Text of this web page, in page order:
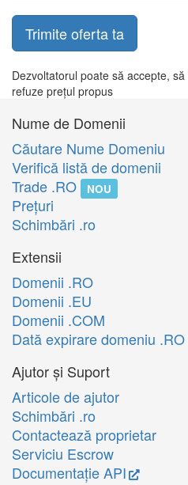
Trimite oferta ta
Dezvoltatorul poate să accepte,
refuze prețul propus
Nume de Domenii
Căutare Nume Domeniu
Verifică listă de domenii
Trade .RO
NOU
Preţuri
Schimbări .ro
Extensii
Domenii .RO
Domenii .EU
Domenii .COM
Dată expirare domeniu .RO
Ajutor și Suport
Articole de ajutor
Schimbări .ro
Contactează proprietar
Serviciu Escrow
Documentație API